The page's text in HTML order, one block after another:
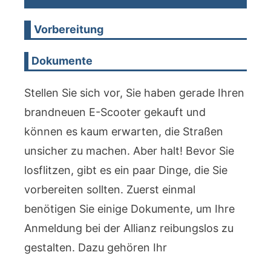
Vorbereitung
Dokumente
Stellen Sie sich vor, Sie haben gerade Ihren
brandneuen E-Scooter gekauft und
können es kaum erwarten, die Straßen
unsicher zu machen. Aber halt! Bevor Sie
losflitzen, gibt es ein paar Dinge, die Sie
vorbereiten sollten. Zuerst einmal
benötigen Sie einige Dokumente, um Ihre
Anmeldung bei der Allianz reibungslos zu
gestalten. Dazu gehören Ihr